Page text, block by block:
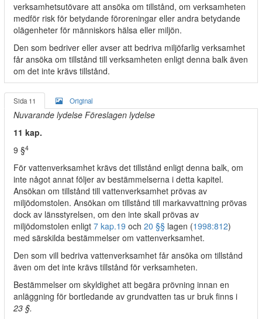
verksamhetsutövare att ansöka om tillstånd, om verksamheten
medför risk för betydande föroreningar eller andra betydande
olägenheter för människors hälsa eller miljön.
Den som bedriver eller avser att bedriva miljöfarlig verksamhet
får ansöka om tillstånd till verksamheten enligt denna balk även
om det inte krävs tillstånd.
Sida 11 Original
Nuvarande lydelse Föreslagen lydelse
11 kap.
9 §4
För vattenverksamhet krävs det tillstånd enligt denna balk, om
inte något annat följer av bestämmelserna i detta kapitel.
Ansökan om tillstånd till vattenverksamhet prövas av
miljödomstolen. Ansökan om tillstånd till markavvattning prövas
dock av länsstyrelsen, om den inte skall prövas av
miljödomstolen enligt 7 kap.19 och 20 §§ lagen (1998:812)
med särskilda bestämmelser om vattenverksamhet.
Den som vill bedriva vattenverksamhet får ansöka om tillstånd
även om det inte krävs tillstånd för verksamheten.
Bestämmelser om skyldighet att begära prövning innan en
anläggning för bortledande av grundvatten tas ur bruk finns i
23 §.